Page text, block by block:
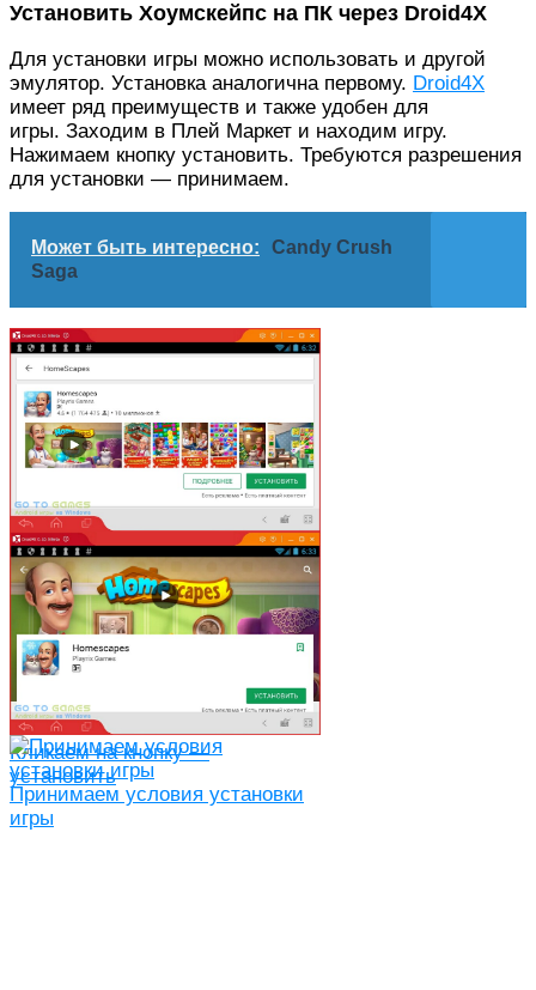
Установить Хоумскейпс на ПК через Droid4X
Для установки игры можно использовать и другой
эмулятор. Установка аналогична первому. Droid4X
имеет ряд преимуществ и также удобен для
игры. Заходим в Плей Маркет и находим игру.
Нажимаем кнопку установить. Требуются разрешения
для установки — принимаем.
Может быть интересно:
Candy Crush
Saga
Находим игру в поиске
Кликаем на кнопку —
установить
Принимаем условия установки
игры